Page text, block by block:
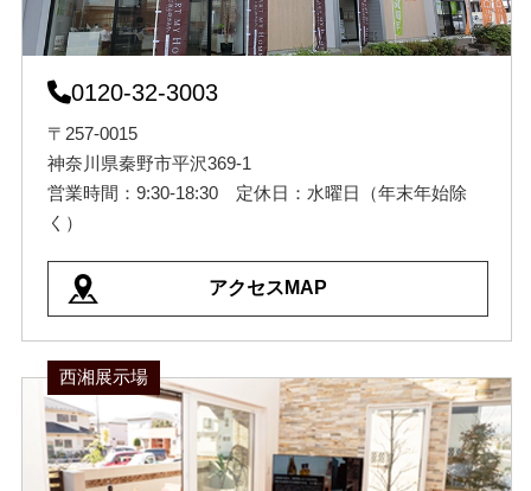
0120-32-3003
〒257-0015
神奈川県秦野市平沢369-1
営業時間：9:30-18:30 定休日：水曜日（年末年始除
く）
アクセスMAP
西湘展示場